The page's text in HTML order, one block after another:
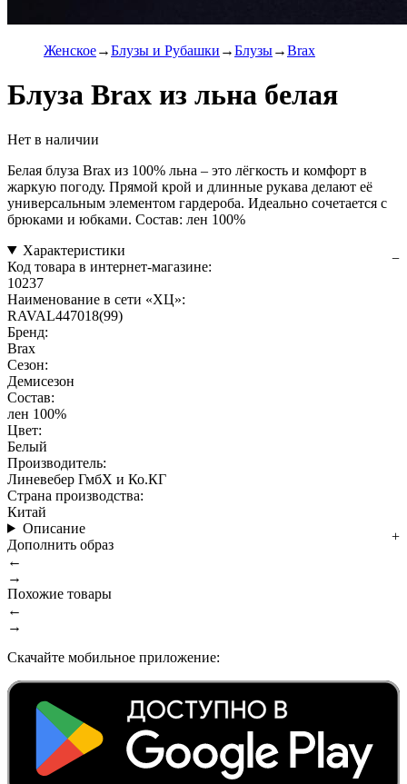
Женское Блузы и Рубашки Блузы Brax
Блуза Brax из льна белая
Нет в наличии
Белая блуза Brax из 100% льна – это лёгкость и комфорт в
жаркую погоду. Прямой крой и длинные рукава делают её
универсальным элементом гардероба. Идеально сочетается с
брюками и юбками. Состав: лен 100%
Характеристики
Код товара в интернет-магазине:
10237
Наименование в сети «ХЦ»:
RAVAL447018(99)
Бренд:
Brax
Сезон:
Демисезон
Состав:
лен 100%
Цвет:
Белый
Производитель:
Линевебер ГмбХ и Ко.КГ
Страна производства:
Китай
Описание
Дополнить образ
←
→
Похожие товары
←
→
Скачайте мобильное приложение: